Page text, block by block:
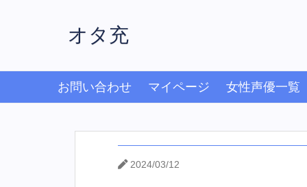
オタ充
お問い合わせ マイページ 女性声優一覧
2024/03/12